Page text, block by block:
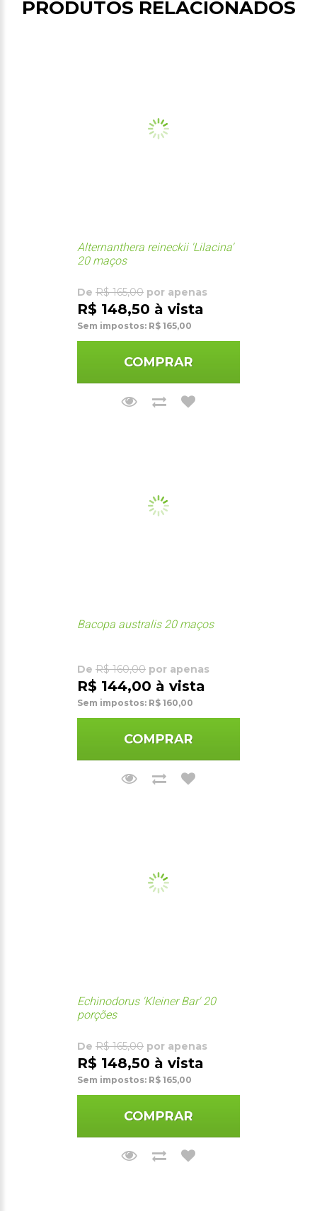
PRODUTOS RELACIONADOS
Alternanthera reineckii 'Lilacina'
20 maços
De R$ 165,00 por apenas
R$ 148,50 à vista
Sem impostos: R$ 165,00
COMPRAR
Bacopa australis 20 maços
De R$ 160,00 por apenas
R$ 144,00 à vista
Sem impostos: R$ 160,00
COMPRAR
Echinodorus 'Kleiner Bar' 20
porções
De R$ 165,00 por apenas
R$ 148,50 à vista
Sem impostos: R$ 165,00
COMPRAR